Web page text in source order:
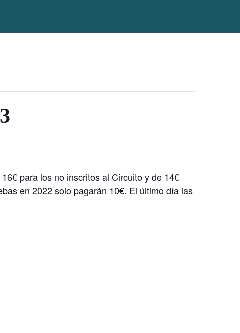
para los no inscritos al Circuito y de 14€
en 2022 solo pagarán 10€. El último día las